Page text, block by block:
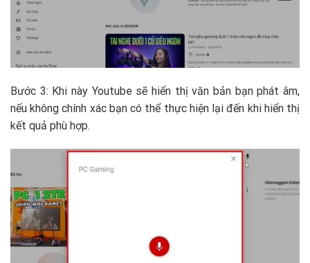
Bước 3: Khi này Youtube sẽ hiển thị văn bản bạn phát âm,
nếu không chính xác bạn có thể thực hiện lại đến khi hiển thị
kết quả phù hợp.